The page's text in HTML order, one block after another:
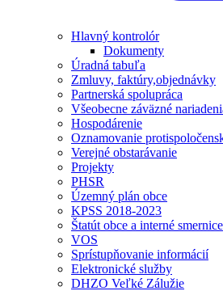
Hlavný kontrolór
Dokumenty
Úradná tabuľa
Zmluvy, faktúry,objednávky
Partnerská spolupráca
Všeobecne záväzné
Hospodárenie
Oznamovanie
Verejné obstarávanie
Projekty
PHSR
Územný plán obce
KPSS 2018-2023
Štatút obce a interné smernice
VOS
Sprístupňovanie informácií
Elektronické služby
DHZO Veľké Zálužie